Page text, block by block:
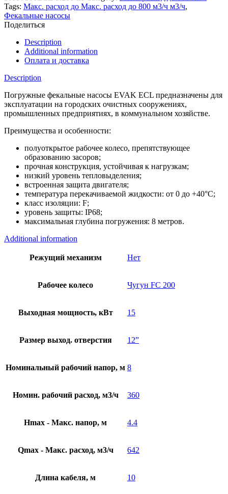
Tags: Макс. расход до Макс. расход до 800 м3/ч м3/ч,
Фекальные насосы
Поделиться
Description
Additional information
Оплата и доставка
Description
Погружные фекальные насосы EVAK ECL предназначены для
эксплуатации на городских очистных сооружениях,
промышленных предприятиях, в коммунальном хозяйстве.
Преимущества и особенности:
полуоткрытое рабочее колесо, препятствующее
образованию засоров;
прочная конструкция, устойчивая к нагрузкам;
низкий уровень тепловыделения;
встроенная защита двигателя;
температура перекачиваемой жидкости: от 0 до +40°C;
класс изоляции: F;
уровень защиты: IP68;
максимальная глубина погружения: 8 метров.
Additional information
Режущий механизм Нет
Рабочее колесо Чугун FC 200
Выходная мощность, кВт 15
Размер выход. отверстия 12”
Номинальный рабочий напор, м 8
Номин. рабочий расход, м3/ч 360
Hmax - Макс. напор, м 4.4
Qmax - Макс. расход, м3/ч 642
Длина кабеля, м 10